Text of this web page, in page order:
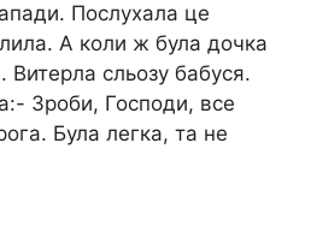
Послухала це
А коли ж була дочка
сльозу бабуся.
Зроби, Господи, все
Була легка, та не